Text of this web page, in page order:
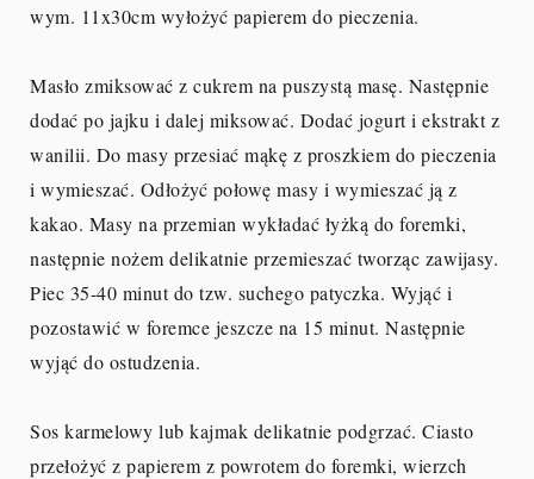
wym. 11x30cm wyłożyć papierem do pieczenia.
Masło zmiksować z cukrem na puszystą masę. Następnie
dodać po jajku i dalej miksować. Dodać jogurt i ekstrakt z
wanilii. Do masy przesiać mąkę z proszkiem do pieczenia
i wymieszać. Odłożyć połowę masy i wymieszać ją z
kakao. Masy na przemian wykładać łyżką do foremki,
następnie nożem delikatnie przemieszać tworząc zawijasy.
Piec 35-40 minut do tzw. suchego patyczka. Wyjąć i
pozostawić w foremce jeszcze na 15 minut. Następnie
wyjąć do ostudzenia.
Sos karmelowy lub kajmak delikatnie podgrzać. Ciasto
przełożyć z papierem z powrotem do foremki, wierzch